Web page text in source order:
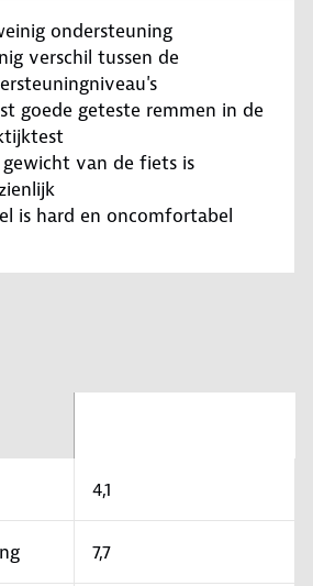
ondersteuning
verschil tussen de
goede geteste remmen in de
van de fiets is
is hard en oncomfortabel
4,1
7,7